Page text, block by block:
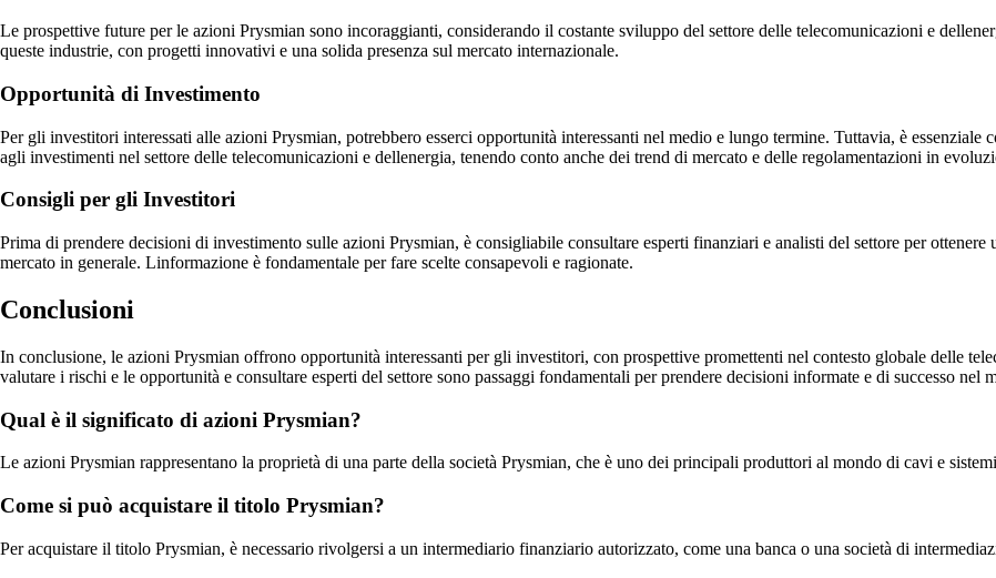
Le prospettive future per le azioni Prysmian sono incoraggianti, considerando il costante sviluppo del settore delle telecomunicazioni e
queste industrie, con progetti innovativi e una solida presenza sul mercato internazionale.
Opportunità di Investimento
Per gli investitori interessati alle azioni Prysmian, potrebbero esserci opportunità interessanti nel medio e lungo termine. Tuttavia, è
agli investimenti nel settore delle telecomunicazioni e dellenergia, tenendo conto anche dei trend di mercato e delle regolamentazioni in
Consigli per gli Investitori
Prima di prendere decisioni di investimento sulle azioni Prysmian, è consigliabile consultare esperti finanziari e analisti del settore per
mercato in generale. Linformazione è fondamentale per fare scelte consapevoli e ragionate.
Conclusioni
In conclusione, le azioni Prysmian offrono opportunità interessanti per gli investitori, con prospettive promettenti nel contesto globale delle
valutare i rischi e le opportunità e consultare esperti del settore sono passaggi fondamentali per prendere decisioni informate e di successo nel
Qual è il significato di azioni Prysmian?
Le azioni Prysmian rappresentano la proprietà di una parte della società Prysmian, che è uno dei principali produttori al mondo di cavi e
Come si può acquistare il titolo Prysmian?
Per acquistare il titolo Prysmian, è necessario rivolgersi a un intermediario finanziario autorizzato, come una banca o una società di